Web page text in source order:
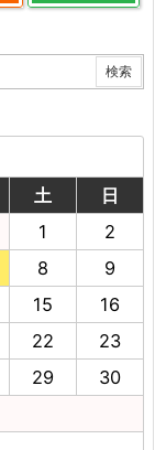
土
日
1
2
8
9
15
16
22
23
29
30